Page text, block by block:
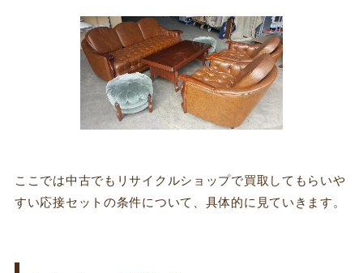
ここでは中古でもリサイクルショップで買取してもらいや
すい応接セットの条件について、具体的に見ていきます。